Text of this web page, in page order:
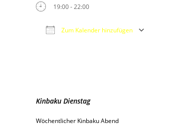
19:00 - 22:00
Zum Kalender hinzufügen
Kinbaku Dienstag
Wöchentlicher Kinbaku Abend